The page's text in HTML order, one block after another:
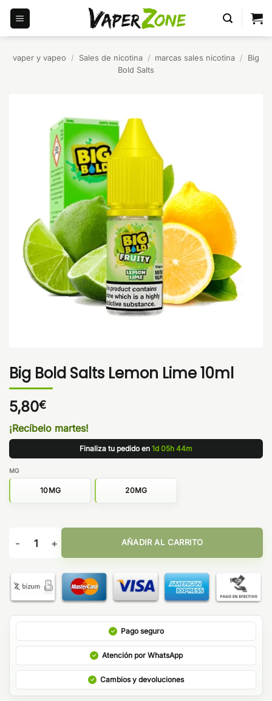
Saltar
contenido
vaper y vapeo / Sales de nicotina / marcas sales nicotina /
Big
Bold Salts
Big Bold Salts Lemon Lime 10ml
5,80€
¡Recíbelo martes!
Finaliza tu pedido en 1d 05h 44m
MG
10MG 20MG
Big Bold Salts Lemon Lime 10ml cantidad
AÑADIR AL CARRITO
Pago seguro
Atención por WhatsApp
Cambios y devoluciones